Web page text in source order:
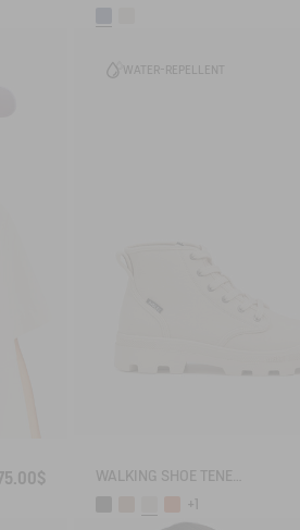
WATER-REPELLENT
WALKING SHOE TENERE
+1